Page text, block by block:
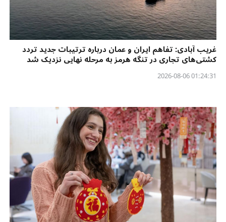
غریب آبادی: تفاهم ایران و عمان درباره ترتیبات جدید تردد
کشتی‌های تجاری در تنگه هرمز به مرحله نهایی نزدیک شد
01:24:31 2026-08-06